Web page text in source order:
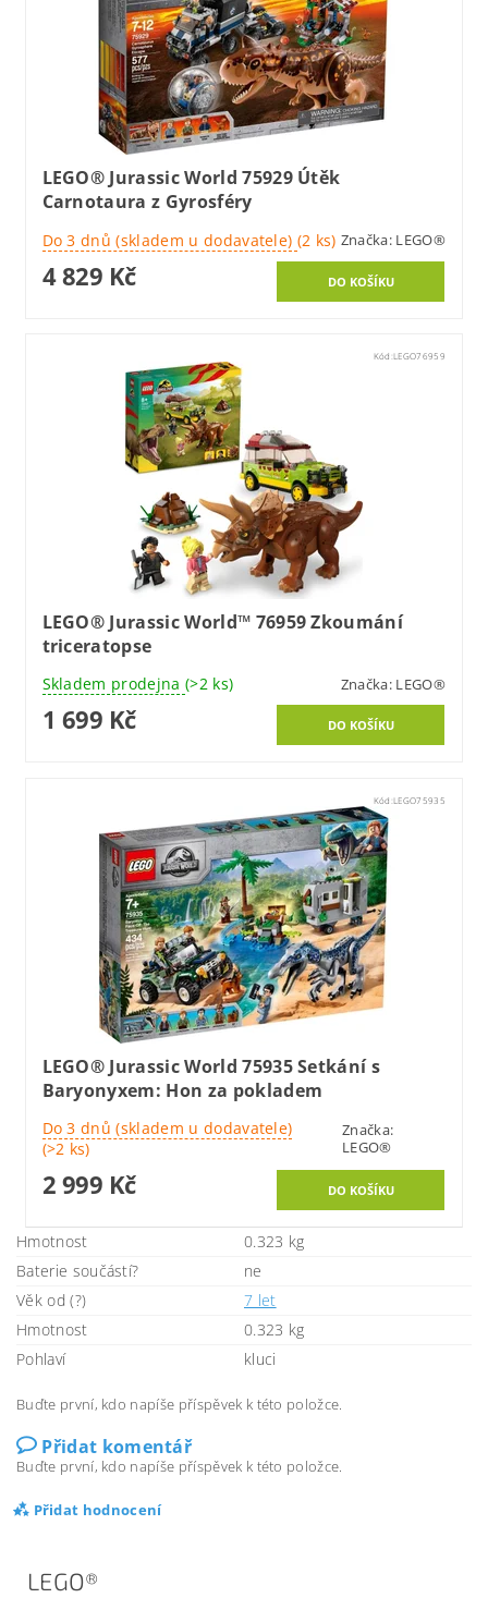
LEGO® Jurassic World 75929 Útěk
Carnotaura z Gyrosféry
Do 3 dnů (skladem u dodavatele) (2 ks) Značka: LEGO®
4 829 Kč
Kód:LEGO76959
LEGO® Jurassic World™ 76959 Zkoumání
triceratopse
Skladem prodejna (>2 ks) Značka: LEGO®
1 699 Kč
Kód:LEGO75935
LEGO® Jurassic World 75935 Setkání s
Baryonyxem: Hon za pokladem
Do 3 dnů (skladem u dodavatele)
(>2 ks)
Značka:
LEGO®
2 999 Kč
Hmotnost
0.323 kg
Baterie součástí?
ne
Věk od (?)
7 let
Hmotnost
0.323 kg
Pohlaví
kluci
Buďte první, kdo napíše příspěvek k této položce.
Přidat komentář
Buďte první, kdo napíše příspěvek k této položce.
Přidat hodnocení
LEGO®